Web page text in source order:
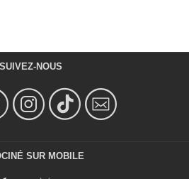
SUIVEZ-NOUS
SUR MOBILE